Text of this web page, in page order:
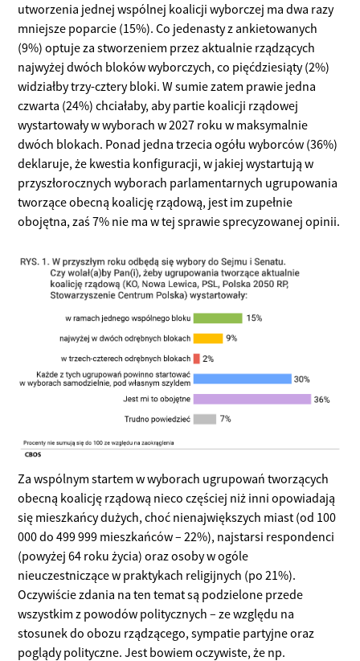
utworzenia jednej wspólnej koalicji wyborczej ma dwa razy
mniejsze poparcie (15%). Co jedenasty z ankietowanych
(9%) optuje za stworzeniem przez aktualnie rządzących
najwyżej dwóch bloków wyborczych, co pięćdziesiąty (2%)
widziałby trzy-cztery bloki. W sumie zatem prawie jedna
czwarta (24%) chciałaby, aby partie koalicji rządowej
wystartowały w wyborach w 2027 roku w maksymalnie
dwóch blokach. Ponad jedna trzecia ogółu wyborców (36%)
deklaruje, że kwestia konfiguracji, w jakiej wystartują w
przyszłorocznych wyborach parlamentarnych ugrupowania
tworzące obecną koalicję rządową, jest im zupełnie
obojętna, zaś 7% nie ma w tej sprawie sprecyzowanej opinii.
Za wspólnym startem w wyborach ugrupowań tworzących
obecną koalicję rządową nieco częściej niż inni opowiadają
się mieszkańcy dużych, choć nienajwiększych miast (od 100
000 do 499 999 mieszkańców – 22%), najstarsi respondenci
(powyżej 64 roku życia) oraz osoby w ogóle
nieuczestniczące w praktykach religijnych (po 21%).
Oczywiście zdania na ten temat są podzielone przede
wszystkim z powodów politycznych – ze względu na
stosunek do obozu rządzącego, sympatie partyjne oraz
poglądy polityczne. Jest bowiem oczywiste, że np.